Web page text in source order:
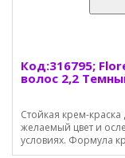
Код:316795;
волос 2,2
Стойкая крем-
желаемый цвет и
условиях. Формула